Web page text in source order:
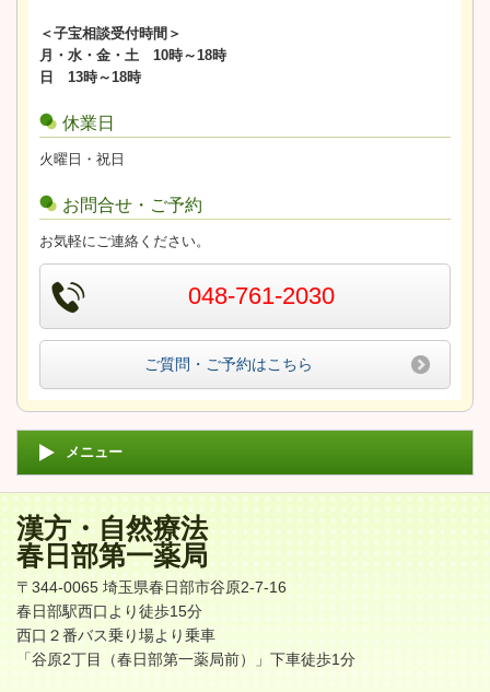
＜子宝相談受付時間＞
月・水・金・土 10時～18時
日 13時～18時
休業日
火曜日・祝日
お問合せ・ご予約
お気軽にご連絡ください。
048-761-2030
ご質問・ご予約はこちら
メニュー
漢方・自然療法
春日部第一薬局
〒344-0065 埼玉県春日部市谷原2-7-16
春日部駅西口より徒歩15分
西口２番バス乗り場より乗車
「谷原2丁目（春日部第一薬局前）」下車徒歩1分